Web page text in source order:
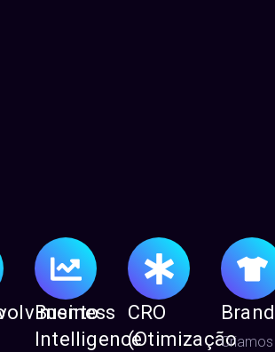
Business
Intelligence
CRO
(OtimizaçãoCriamos